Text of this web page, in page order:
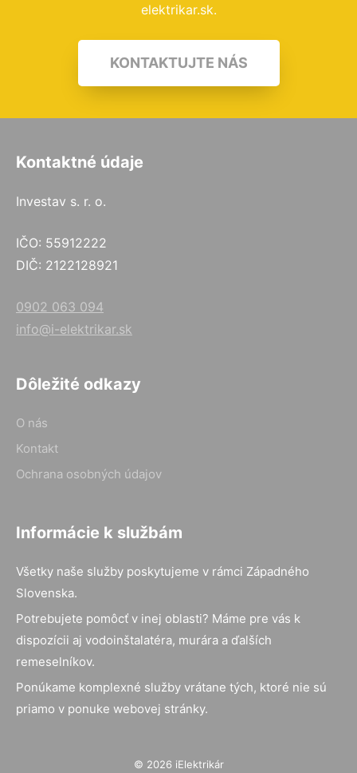
elektrikar.sk.
KONTAKTUJTE NÁS
Kontaktné údaje
Investav s. r. o.
IČO: 55912222
DIČ: 2122128921
0902 063 094
info@i-elektrikar.sk
Dôležité odkazy
O nás
Kontakt
Ochrana osobných údajov
Informácie k službám
Všetky naše služby poskytujeme v rámci Západného
Slovenska.
Potrebujete pomôcť v inej oblasti? Máme pre vás k
dispozícii aj vodoinštalatéra, murára a ďalších
remeselníkov.
Ponúkame komplexné služby vrátane tých, ktoré nie sú
priamo v ponuke webovej stránky.
© 2026 iElektrikár